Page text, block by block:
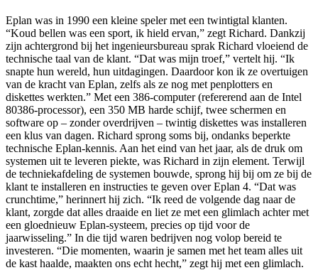
Eplan was in 1990 een kleine speler met een twintigtal klanten.
“Koud bellen was een sport, ik hield ervan,” zegt Richard. Dankzij
zijn achtergrond bij het ingenieursbureau sprak Richard vloeiend de
technische taal van de klant. “Dat was mijn troef,” vertelt hij. “Ik
snapte hun wereld, hun uitdagingen. Daardoor kon ik ze overtuigen
van de kracht van Eplan, zelfs als ze nog met penplotters en
diskettes werkten.” Met een 386-computer (refererend aan de Intel
80386-processor), een 350 MB harde schijf, twee schermen en
software op – zonder overdrijven – twintig diskettes was installeren
een klus van dagen. Richard sprong soms bij, ondanks beperkte
technische Eplan-kennis. Aan het eind van het jaar, als de druk om
systemen uit te leveren piekte, was Richard in zijn element. Terwijl
de techniekafdeling de systemen bouwde, sprong hij bij om ze bij de
klant te installeren en instructies te geven over Eplan 4. “Dat was
crunchtime,” herinnert hij zich. “Ik reed de volgende dag naar de
klant, zorgde dat alles draaide en liet ze met een glimlach achter met
een gloednieuw Eplan-systeem, precies op tijd voor de
jaarwisseling.” In die tijd waren bedrijven nog volop bereid te
investeren. “Die momenten, waarin je samen met het team alles uit
de kast haalde, maakten ons echt hecht,” zegt hij met een glimlach.